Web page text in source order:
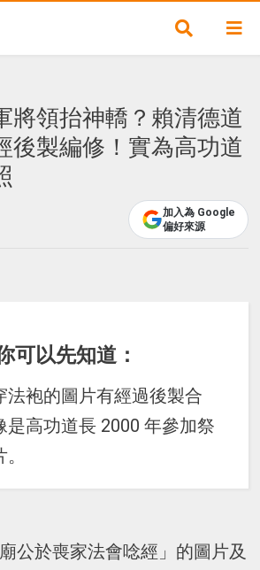
將領抬神轎？賴清德道
後製編修！實為高功道
加入為 Google
偏好來源
可以先知道：
法袍的圖片有經過後製合
是高功道長 2000 年參加祭
公於喪家法會唸經」的圖片及